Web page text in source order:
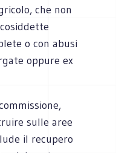
che non
o con abusi
oppure ex
sulle aree
il recupero